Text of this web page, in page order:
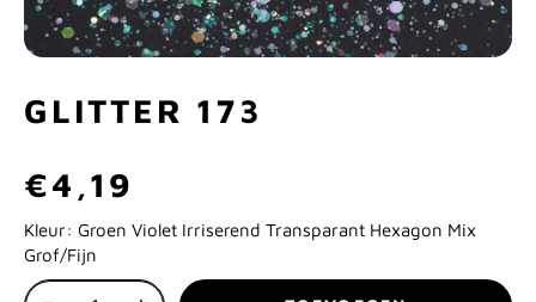
GLITTER 173
€4,19
Kleur: Groen Violet Irriserend Transparant Hexagon Mix
Grof/Fijn